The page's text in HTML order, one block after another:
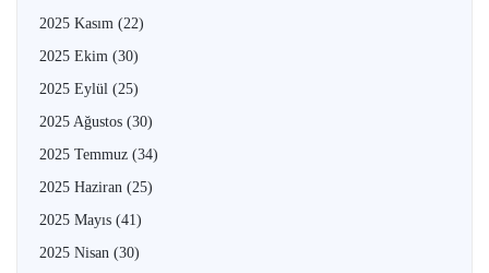
2025 Kasım (22)
2025 Ekim (30)
2025 Eylül (25)
2025 Ağustos (30)
2025 Temmuz (34)
2025 Haziran (25)
2025 Mayıs (41)
2025 Nisan (30)